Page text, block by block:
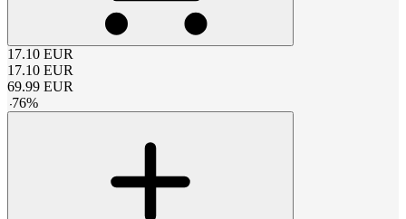
17.10 EUR
17.10 EUR
69.99 EUR
-76%